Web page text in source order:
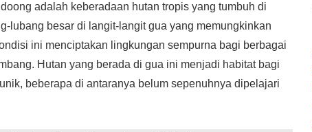
adalah keberadaan hutan tropis yang tumbuh di
lubang besar di langit-langit gua yang memungkinkan
ini menciptakan lingkungan sempurna bagi berbagai
Hutan yang berada di gua ini menjadi habitat bagi
beberapa di antaranya belum sepenuhnya dipelajari